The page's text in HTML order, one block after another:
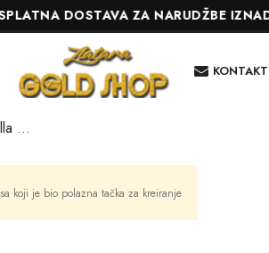
DOSTAVA ZA NARUDŽBE IZNAD
L'arome inspired by Vanilla Tom Ford
koji je bio polazna tačka za kreiranje